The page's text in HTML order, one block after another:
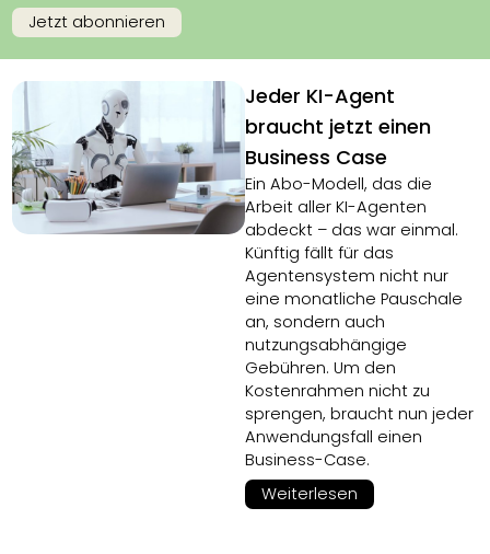
Jetzt abonnieren
Jeder KI-Agent
braucht jetzt einen
Business Case
Ein Abo-Modell, das die
Arbeit aller KI-Agenten
abdeckt – das war einmal.
Künftig fällt für das
Agentensystem nicht nur
eine monatliche Pauschale
an, sondern auch
nutzungsabhängige
Gebühren. Um den
Kostenrahmen nicht zu
sprengen, braucht nun jeder
Anwendungsfall einen
Business-Case.
Weiterlesen